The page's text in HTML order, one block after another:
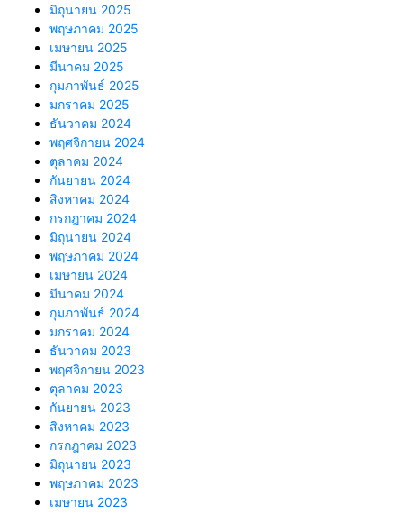
มิถุนายน 2025
พฤษภาคม 2025
เมษายน 2025
มีนาคม 2025
กุมภาพันธ์ 2025
มกราคม 2025
ธันวาคม 2024
พฤศจิกายน 2024
ตุลาคม 2024
กันยายน 2024
สิงหาคม 2024
กรกฎาคม 2024
มิถุนายน 2024
พฤษภาคม 2024
เมษายน 2024
มีนาคม 2024
กุมภาพันธ์ 2024
มกราคม 2024
ธันวาคม 2023
พฤศจิกายน 2023
ตุลาคม 2023
กันยายน 2023
สิงหาคม 2023
กรกฎาคม 2023
มิถุนายน 2023
พฤษภาคม 2023
เมษายน 2023